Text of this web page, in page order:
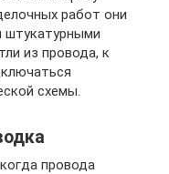
работ они
штукатурными
из провода, к
схемы.
провода